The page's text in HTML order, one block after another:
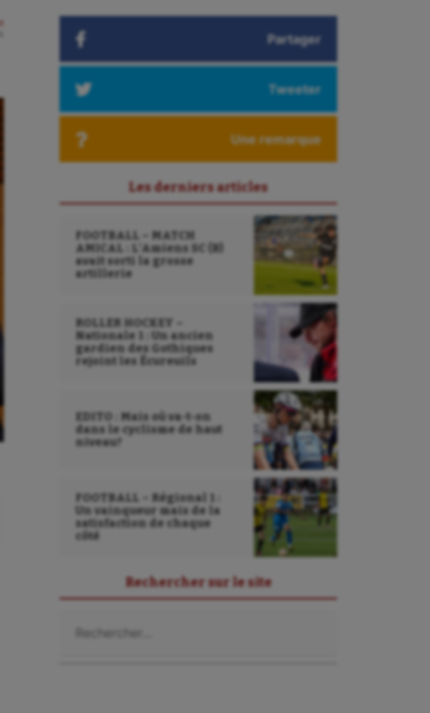
Partager
Tweeter
Une remarque
Les derniers articles
FOOTBALL – MATCH
AMICAL : L’Amiens SC (B)
avait sorti la grosse
artillerie
ROLLER HOCKEY –
Nationale 1 : Un ancien
gardien des Gothiques
rejoint les Écureuils
EDITO : Mais où va-t-on
dans le cyclisme de haut
niveau?
FOOTBALL – Régional 1 :
Un vainqueur mais de la
satisfaction de chaque
côté
Rechercher sur le site